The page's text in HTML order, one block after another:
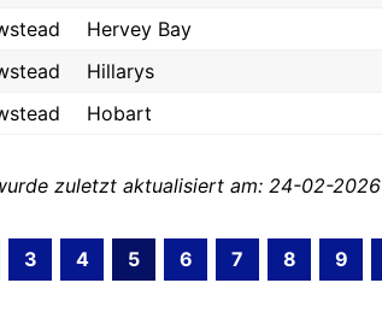
Hervey Bay
Hillarys
Hobart
zuletzt aktualisiert am: 24-02-2026
3 4 5 6 7 8 9